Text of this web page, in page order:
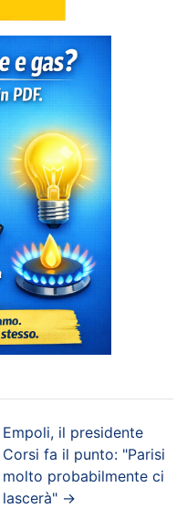
Empoli, il presidente
Corsi fa il punto: "Parisi
molto probabilmente ci
lascerà"→